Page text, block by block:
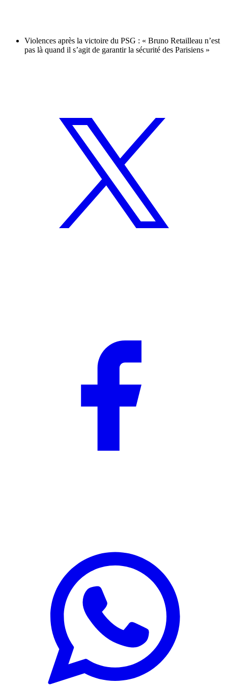
Violences après la victoire du PSG : « Bruno Retailleau n’est
pas là quand il s’agit de garantir la sécurité des Parisiens »